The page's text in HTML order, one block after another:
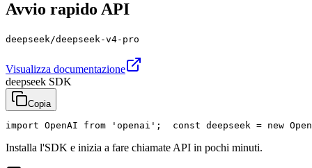
Avvio rapido API
deepseek/deepseek-v4-pro
Visualizza documentazione
deepseek SDK
Copia
import OpenAI from 'openai';  const deepseek = new
Installa l'SDK e inizia a fare chiamate API in pochi minuti.